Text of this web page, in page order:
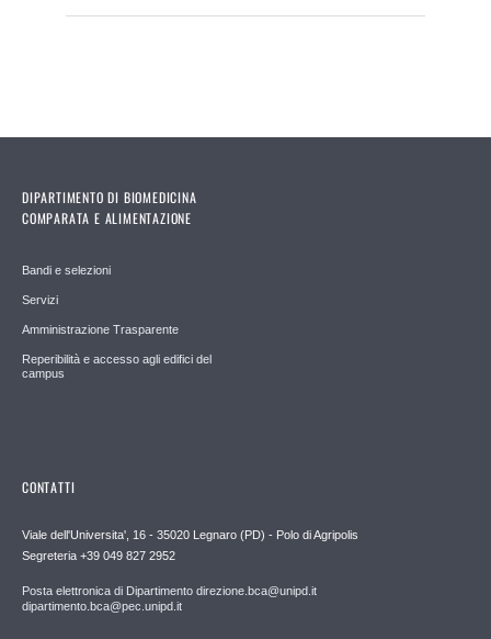
DIPARTIMENTO DI BIOMEDICINA
COMPARATA E ALIMENTAZIONE
Bandi e selezioni
Servizi
Amministrazione Trasparente
Reperibilità e accesso agli edifici del
campus
CONTATTI
Viale dell'Universita', 16 - 35020 Legnaro (PD) - Polo di Agripolis
Segreteria +39 049 827 2952
Posta elettronica di Dipartimento direzione.bca@unipd.it
dipartimento.bca@pec.unipd.it